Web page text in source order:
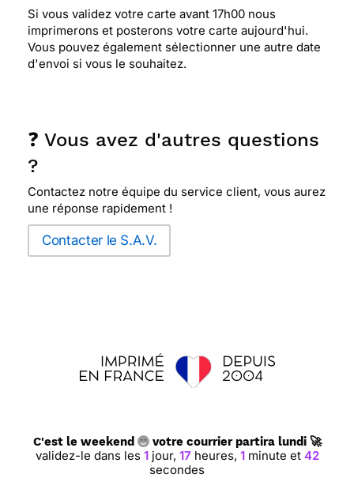
Si vous validez votre carte avant 17h00 nous
imprimerons et posterons votre carte aujourd'hui.
Vous pouvez également sélectionner une autre date
d'envoi si vous le souhaitez.
❓ Vous avez d'autres questions
?
Contactez notre équipe du service client, vous aurez
une réponse rapidement !
Contacter le S.A.V.
C'est le weekend votre courrier partira lundi 🚀
validez-le dans les1 jour,17 heures,1 minute et41
secondes